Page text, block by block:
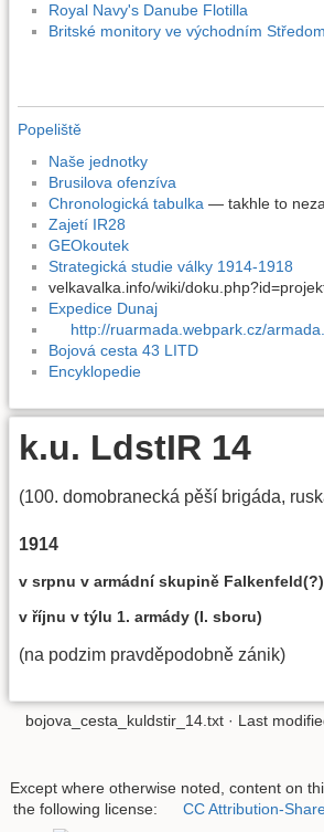
Royal Navy's Danube Flotilla
Britské monitory ve východním
Popeliště
Naše jednotky
Brusilova ofenzíva
Chronologická tabulka — takhle to
Zajetí IR28
GEOkoutek
Strategická studie války 1914-1918
velkavalka.info/wiki/
Expedice Dunaj
http://ruarmada.webpark.cz/
Bojová cesta 43 LITD
Encyklopedie
k.u. LdstIR 14
(100. domobranecká pěší brigáda,
1914
v srpnu v armádní skupině Falkenfeld(?)
v říjnu v týlu 1. armády (I. sboru)
(na podzim pravděpodobně zánik)
bojova_cesta_kuldstir_14.txt · Last
Except where otherwise noted, content on
the following license:
CC Attribution-